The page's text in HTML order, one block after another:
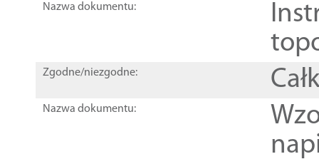
Nazwa dokumentu:
Zgodne/niezgodne:
Nazwa dokumentu: